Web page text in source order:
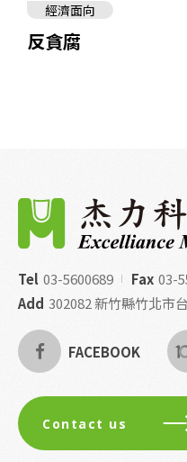
經濟面向
反貪腐
Tel 03-5600689 Fax 03-
Add 302082 新竹縣竹北市
FACEBOOK
Contact us